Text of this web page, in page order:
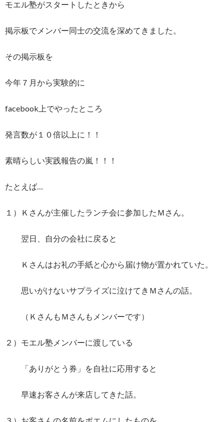
モエル塾がスタートしたときから
掲示板でメンバー同士の交流を深めてきました。
その掲示板を
今年７月から実験的に
facebook上でやったところ
発言数が１０倍以上に！！
素晴らしい実践報告の嵐！！！
たとえば…
１）Ｋさんが主催したランチ会に参加したＭさん。
翌日、自分の会社に戻ると
Ｋさんはお礼の手紙と心から届け物が置かれていた。
思いがけないサプライズに泣けてきＭさんの話。
（ＫさんもＭさんもメンバーです）
２）モエル塾メンバーに渡している
「ありがとう券」を自社に応用すると
早速お客さんが来店してきた話。